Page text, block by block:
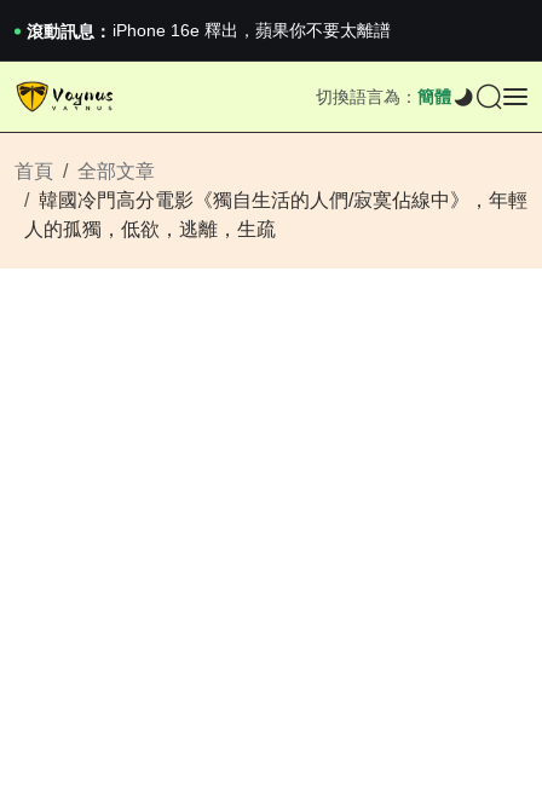
滾動訊息： 2026澳網男單收官：全滿貫對上全滿亞，德約...
《巔峰守衛 Highguard》正式上線，官...
iPhone 16e 釋出，蘋果你不要太離譜
iPhone 16e 釋出，蘋果你不要太離譜
切換語言為： 簡體
首頁
全部文章
韓國冷門高分電影《獨自生活的人們/寂寞佔線中》，年輕
人的孤獨，低欲，逃離，生疏